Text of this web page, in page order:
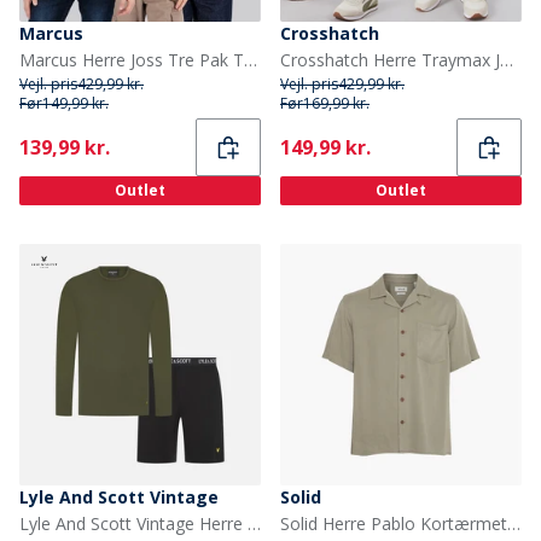
Marcus
Marcus Herre Joss Tre Pak T Shirts Multi 1
Vejl. pris429,99 kr.
Før149,99 kr.
Current
139,99 kr.
Outlet
Crosshatch
Crosshatch Herre Traymax Joggingbukser To-pak Khaki/Sten
Vejl. pris429,99 kr.
Før169,99 kr.
Current
149,99 kr.
Outlet
Lyle And Scott Vintage
Lyle And Scott Vintage Herre Hugo Langærmet Bluse Og Shorts Lounge Sæt Climbing Ivy/Sort
Solid
Solid Herre Pablo Kortærmet Skjorte Vetiver